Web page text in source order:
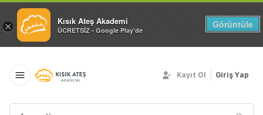
× Kısık Ateş Akademi
ÜCRETSİZ - Google Play'de
Görüntüle
Kayıt Ol Giriş Yap